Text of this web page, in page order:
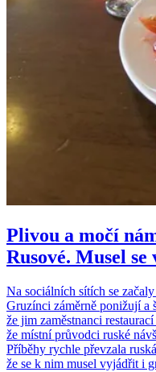
Plivou a močí
Rusové. Musel
Na sociálních sítích se
Gruzínci záměrně ponižují a
že jim zaměstnanci
že místní průvodci ruské
Příběhy rychle převzala
že se k nim musel vyjádřit i